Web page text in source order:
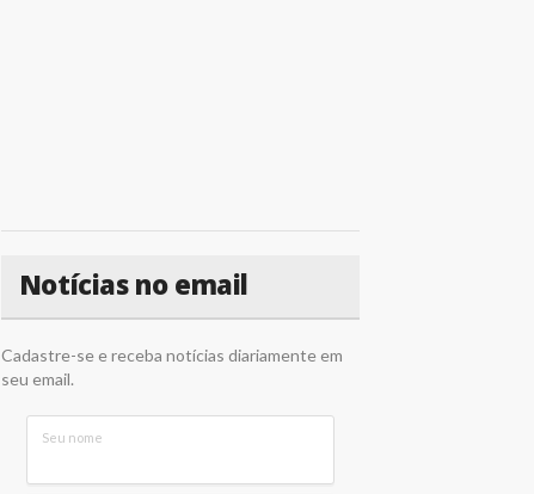
Notícias no email
Cadastre-se e receba notícias diariamente em
seu email.
Seu nome